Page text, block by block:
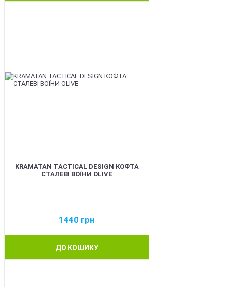
KRAMATAN TACTICAL DESIGN КОФТА
СТАЛЕВІ ВОЇНИ OLIVE
1440 грн
ДО КОШИКУ